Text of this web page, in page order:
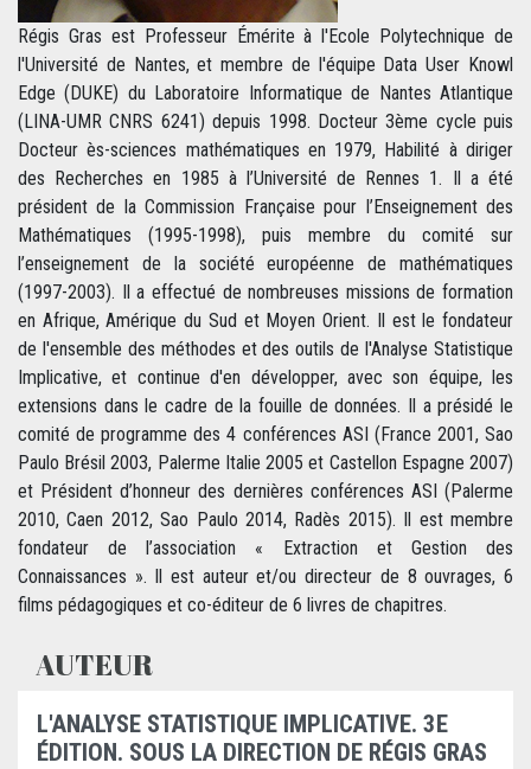
Régis Gras est Professeur Émérite à l'Ecole Polytechnique de
l'Université de Nantes, et membre de l'équipe Data User Knowl
Edge (DUKE) du Laboratoire Informatique de Nantes Atlantique
(LINA-UMR CNRS 6241) depuis 1998. Docteur 3ème cycle puis
Docteur ès-sciences mathématiques en 1979, Habilité à diriger
des Recherches en 1985 à l’Université de Rennes 1. Il a été
président de la Commission Française pour l’Enseignement des
Mathématiques (1995-1998), puis membre du comité sur
l’enseignement de la société européenne de mathématiques
(1997-2003). Il a effectué de nombreuses missions de formation
en Afrique, Amérique du Sud et Moyen Orient. Il est le fondateur
de l'ensemble des méthodes et des outils de l'Analyse Statistique
Implicative, et continue d'en développer, avec son équipe, les
extensions dans le cadre de la fouille de données. Il a présidé le
comité de programme des 4 conférences ASI (France 2001, Sao
Paulo Brésil 2003, Palerme Italie 2005 et Castellon Espagne 2007)
et Président d’honneur des dernières conférences ASI (Palerme
2010, Caen 2012, Sao Paulo 2014, Radès 2015). Il est membre
fondateur de l’association « Extraction et Gestion des
Connaissances ». Il est auteur et/ou directeur de 8 ouvrages, 6
films pédagogiques et co-éditeur de 6 livres de chapitres.
AUTEUR
L'ANALYSE STATISTIQUE IMPLICATIVE. 3E
ÉDITION. SOUS LA DIRECTION DE RÉGIS GRAS